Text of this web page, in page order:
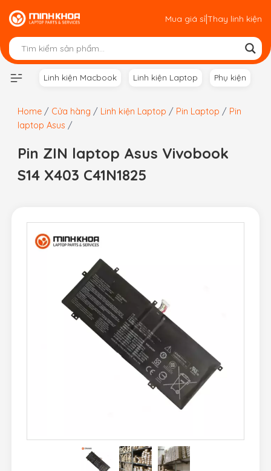
Skip
to
content
Mua giá sỉ|Thay linh kiện
Linh kiện Macbook Linh kiện Laptop Phụ kiện
Home / Cửa hàng / Linh kiện Laptop / Pin Laptop / Pin
laptop Asus /
Pin ZIN laptop Asus Vivobook
S14 X403 C41N1825